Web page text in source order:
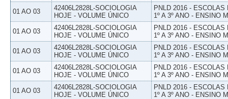
01 AO 03
42406L2828L-SOCIOLOGIA
HOJE - VOLUME ÚNICO
PNLD 2016 -
1º A 3º ANO - ENSINO
01 AO 03
42406L2828L-SOCIOLOGIA
HOJE - VOLUME ÚNICO
PNLD 2016 -
1º A 3º ANO - ENSINO
01 AO 03
42406L2828L-SOCIOLOGIA
HOJE - VOLUME ÚNICO
PNLD 2016 -
1º A 3º ANO - ENSINO
01 AO 03
42406L2828L-SOCIOLOGIA
HOJE - VOLUME ÚNICO
PNLD 2016 -
1º A 3º ANO - ENSINO
01 AO 03
42406L2828L-SOCIOLOGIA
HOJE - VOLUME ÚNICO
PNLD 2016 -
1º A 3º ANO - ENSINO